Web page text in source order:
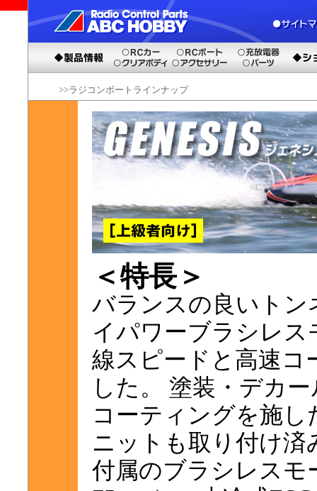
>>ラジコンボートラインナップ
＜特長＞
バランスの良いトン
イパワーブラシレ
線スピードと高速コ
した。 塗装・デカ
コーティングを施
ニットも取り付け済
付属のブラシレスモ